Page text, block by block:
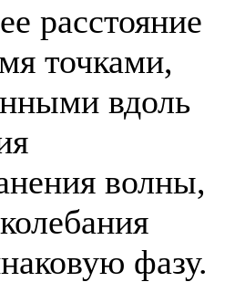
расстояние
точками,
вдоль
волны,
фазу.